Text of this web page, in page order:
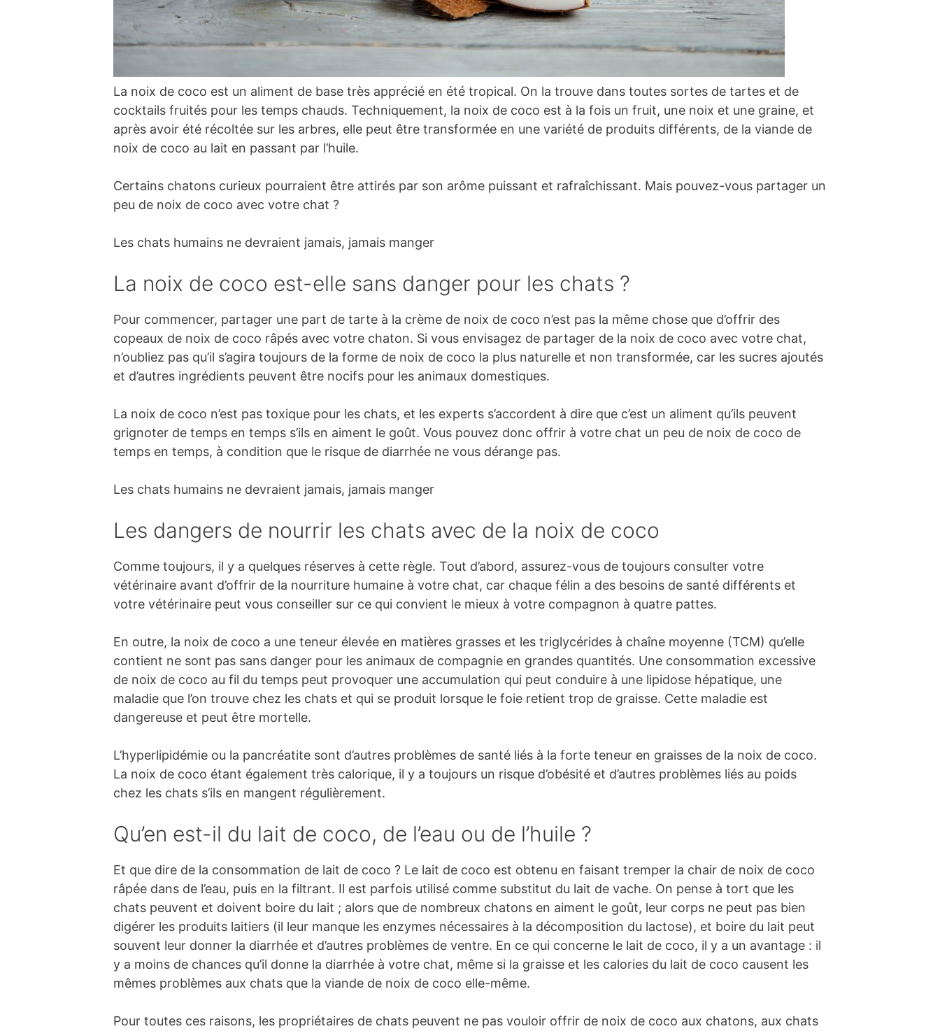
La noix de coco est un aliment de base très apprécié en été tropical. On la trouve dans toutes sortes de tartes et de
cocktails fruités pour les temps chauds. Techniquement, la noix de coco est à la fois un fruit, une noix et une graine, et
après avoir été récoltée sur les arbres, elle peut être transformée en une variété de produits différents, de la viande de
noix de coco au lait en passant par l’huile.
Certains chatons curieux pourraient être attirés par son arôme puissant et rafraîchissant. Mais pouvez-vous partager un
peu de noix de coco avec votre chat ?
Les chats humains ne devraient jamais, jamais manger
La noix de coco est-elle sans danger pour les chats ?
Pour commencer, partager une part de tarte à la crème de noix de coco n’est pas la même chose que d’offrir des
copeaux de noix de coco râpés avec votre chaton. Si vous envisagez de partager de la noix de coco avec votre chat,
n’oubliez pas qu’il s’agira toujours de la forme de noix de coco la plus naturelle et non transformée, car les sucres ajoutés
et d’autres ingrédients peuvent être nocifs pour les animaux domestiques.
La noix de coco n’est pas toxique pour les chats, et les experts s’accordent à dire que c’est un aliment qu’ils peuvent
grignoter de temps en temps s’ils en aiment le goût. Vous pouvez donc offrir à votre chat un peu de noix de coco de
temps en temps, à condition que le risque de diarrhée ne vous dérange pas.
Les chats humains ne devraient jamais, jamais manger
Les dangers de nourrir les chats avec de la noix de coco
Comme toujours, il y a quelques réserves à cette règle. Tout d’abord, assurez-vous de toujours consulter votre
vétérinaire avant d’offrir de la nourriture humaine à votre chat, car chaque félin a des besoins de santé différents et
votre vétérinaire peut vous conseiller sur ce qui convient le mieux à votre compagnon à quatre pattes.
En outre, la noix de coco a une teneur élevée en matières grasses et les triglycérides à chaîne moyenne (TCM) qu’elle
contient ne sont pas sans danger pour les animaux de compagnie en grandes quantités. Une consommation excessive
de noix de coco au fil du temps peut provoquer une accumulation qui peut conduire à une lipidose hépatique, une
maladie que l’on trouve chez les chats et qui se produit lorsque le foie retient trop de graisse. Cette maladie est
dangereuse et peut être mortelle.
L’hyperlipidémie ou la pancréatite sont d’autres problèmes de santé liés à la forte teneur en graisses de la noix de coco.
La noix de coco étant également très calorique, il y a toujours un risque d’obésité et d’autres problèmes liés au poids
chez les chats s’ils en mangent régulièrement.
Qu’en est-il du lait de coco, de l’eau ou de l’huile ?
Et que dire de la consommation de lait de coco ? Le lait de coco est obtenu en faisant tremper la chair de noix de coco
râpée dans de l’eau, puis en la filtrant. Il est parfois utilisé comme substitut du lait de vache. On pense à tort que les
chats peuvent et doivent boire du lait ; alors que de nombreux chatons en aiment le goût, leur corps ne peut pas bien
digérer les produits laitiers (il leur manque les enzymes nécessaires à la décomposition du lactose), et boire du lait peut
souvent leur donner la diarrhée et d’autres problèmes de ventre. En ce qui concerne le lait de coco, il y a un avantage : il
y a moins de chances qu’il donne la diarrhée à votre chat, même si la graisse et les calories du lait de coco causent les
mêmes problèmes aux chats que la viande de noix de coco elle-même.
Pour toutes ces raisons, les propriétaires de chats peuvent ne pas vouloir offrir de noix de coco aux chatons, aux chats